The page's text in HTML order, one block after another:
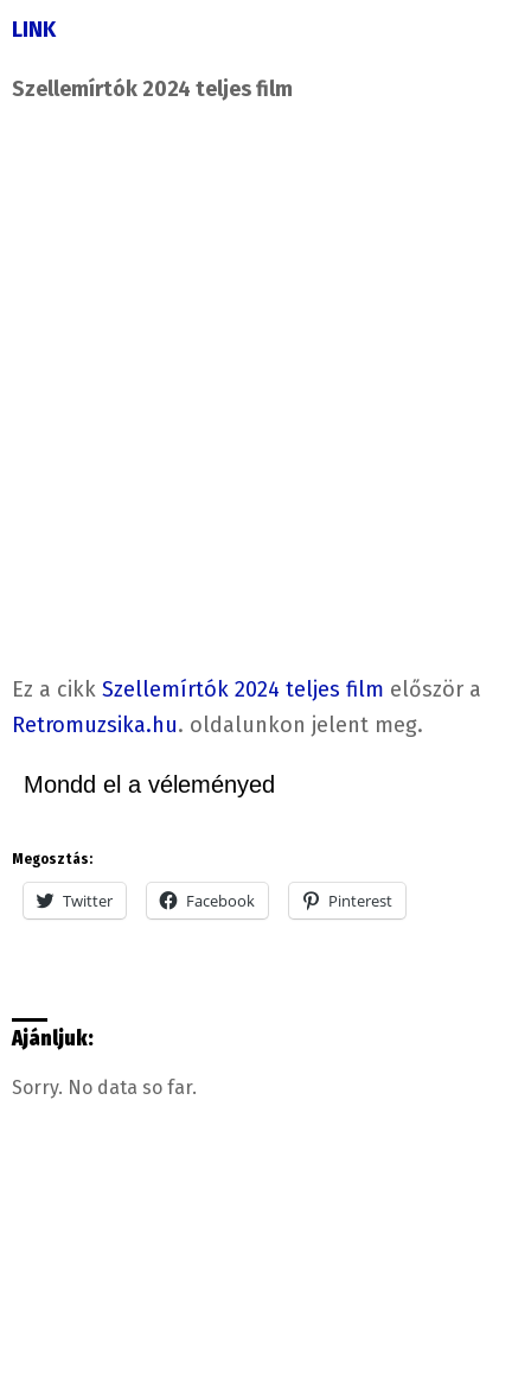
LINK
Szellemírtók 2024 teljes film
Ez a cikk Szellemírtók 2024 teljes film először a
Retromuzsika.hu. oldalunkon jelent meg.
Mondd el a véleményed
Megosztás:
Twitter Facebook Pinterest
Ajánljuk:
Sorry. No data so far.